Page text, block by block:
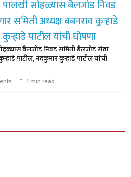
बैलजोड निवड समिती बैलजोड सेवा
पाटील, नंदकुमार कुऱ्हाडे पाटील यांची
1 min read